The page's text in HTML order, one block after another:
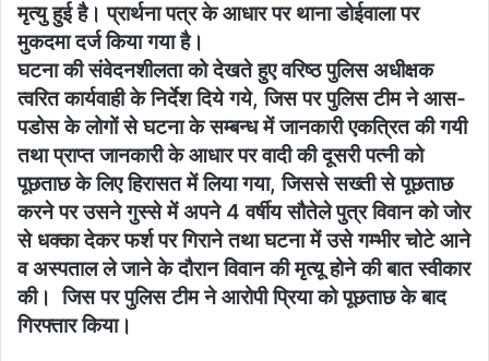
मृत्यु हुई है। प्रार्थना पत्र के आधार पर थाना डोईवाला पर
मुकदमा दर्ज किया गया है।
घटना की संवेदनशीलता को देखते हुए वरिष्ठ पुलिस अधीक्षक
त्वरित कार्यवाही के निर्देश दिये गये, जिस पर पुलिस टीम ने आस-
पडोस के लोगों से घटना के सम्बन्ध में जानकारी एकत्रित की गयी
तथा प्राप्त जानकारी के आधार पर वादी की दूसरी पत्नी को
पूछताछ के लिए हिरासत में लिया गया, जिससे सख्ती से पूछताछ
करने पर उसने गुस्से में अपने 4 वर्षीय सौतेले पुत्र विवान को जोर
से धक्का देकर फर्श पर गिराने तथा घटना में उसे गम्भीर चोटे आने
व अस्पताल ले जाने के दौरान विवान की मृत्यू होने की बात स्वीकार
की। जिस पर पुलिस टीम ने आरोपी प्रिया को पूछताछ के बाद
गिरफ्तार किया।